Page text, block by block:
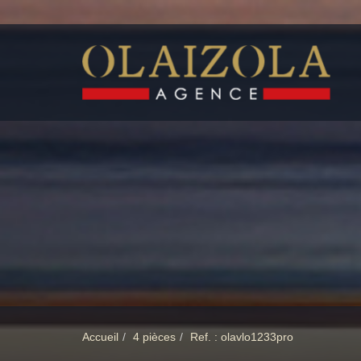
Accueil 4 pièces Ref. : olavlo1233pro